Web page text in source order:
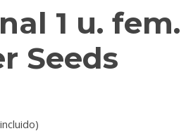
1 u. fem.
Seeds